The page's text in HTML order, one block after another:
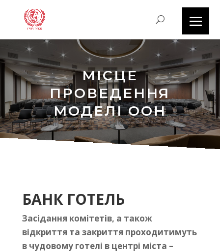
МІСЦЕ
ПРОВЕДЕННЯ
МОДЕЛІ ООН
БАНК ГОТЕЛЬ
Засідання комітетів, а також
відкриття та закриття проходитимуть
в чудовому готелі в центрі міста –